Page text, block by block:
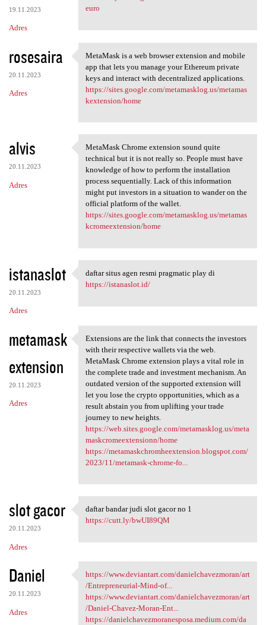
19.11.2023
Adres
euro
rosesaira
20.11.2023
Adres
MetaMask is a web browser
MetaMask is a web browser extension and mobile
app that lets you manage your Ethereum private
keys and interact with decentralized applications.
https://sites.google.com/metamasklog.us/metamas
kextension/home
alvis
20.11.2023
Adres
MetaMask Chrome extension
MetaMask Chrome extension sound quite
technical but it is not really so. People must have
knowledge of how to perform the installation
process sequentially. Lack of this information
might put investors in a situation to wander on the
official platform of the wallet.
https://sites.google.com/metamasklog.us/metamas
kcromeextension/home
istanaslot
20.11.2023
Adres
daftar situs agen resmi
daftar situs agen resmi pragmatic play di
https://istanaslot.id/
metamask
extension
20.11.2023
Adres
Extensions are the link that
Extensions are the link that connects the investors
with their respective wallets via the web.
MetaMask Chrome extension plays a vital role in
the complete trade and investment mechanism. An
outdated version of the supported extension will
let you lose the crypto opportunities, which as a
result abstain you from uplifting your trade
journey to new heights.
https://web.sites.google.com/metamasklog.us/meta
maskcromeextensionn/home
https://metamaskchromheextension.blogspot.com/
2023/11/metamask-chrome-fo...
slot gacor
20.11.2023
Adres
daftar bandar judi slot gacor
daftar bandar judi slot gacor no 1
https://cutt.ly/bwUI89QM
Daniel
20.11.2023
Adres
https://www.deviantart.com
https://www.deviantart.com/danielchavezmoran/art
/Entrepreneurial-Mind-of...
https://www.deviantart.com/danielchavezmoran/art
/Daniel-Chavez-Moran-Ent...
https://danielchavezmoranesposa.medium.com/da